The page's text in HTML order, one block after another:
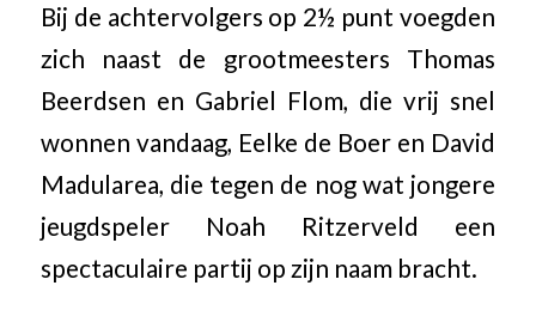
Bij de achtervolgers op 2½ punt voegden
zich naast de grootmeesters Thomas
Beerdsen en Gabriel Flom, die vrij snel
wonnen vandaag, Eelke de Boer en David
Madularea, die tegen de nog wat jongere
jeugdspeler Noah Ritzerveld een
spectaculaire partij op zijn naam bracht.